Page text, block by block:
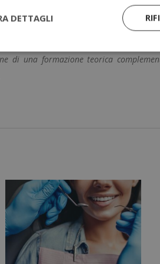
di una formazione teorica
DETTAGLI